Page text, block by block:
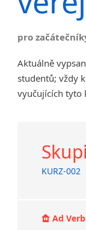
Kolín
pro
Aktuálně
studentů; vždy
vyučujících tyto
KURZ-002
Ad